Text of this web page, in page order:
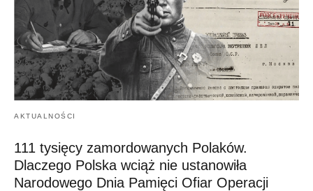
AKTUALNOŚCI
111 tysięcy zamordowanych Polaków.
Dlaczego Polska wciąż nie ustanowiła
Narodowego Dnia Pamięci Ofiar Operacji